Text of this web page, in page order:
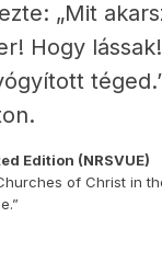
„Mit
Hogy
Edition (NRSVUE)
of Christ in